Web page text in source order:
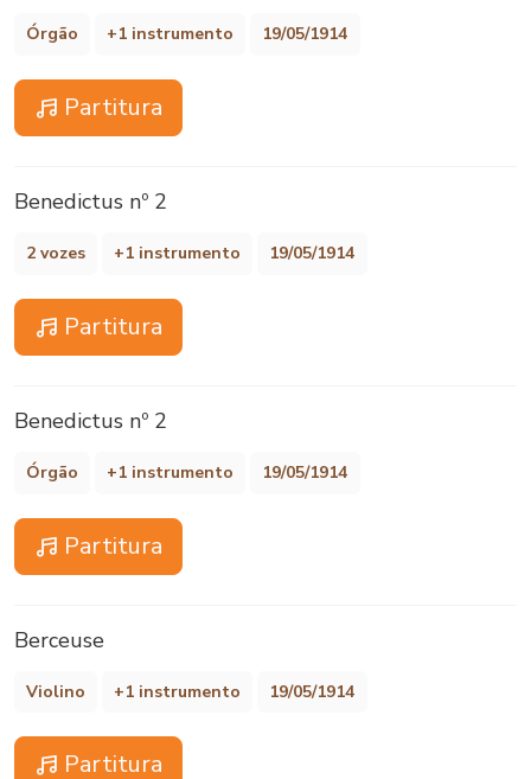
Órgão +1 instrumento 19/05/1914
Partitura
Benedictus nº 2
2 vozes +1 instrumento 19/05/1914
Partitura
Benedictus nº 2
Órgão +1 instrumento 19/05/1914
Partitura
Berceuse
Violino +1 instrumento 19/05/1914
Partitura